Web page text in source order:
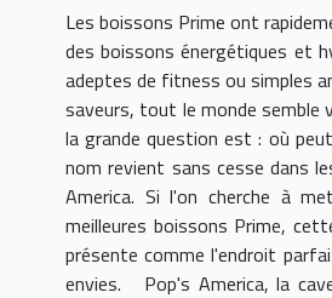
Les boissons Prime ont
des boissons énergétiques et
adeptes de fitness ou simples
saveurs, tout le monde semble
la grande question est : où
nom revient sans cesse dans
America. Si l'on cherche à
meilleures boissons Prime,
présente comme l'endroit
envies. Pop's America, la